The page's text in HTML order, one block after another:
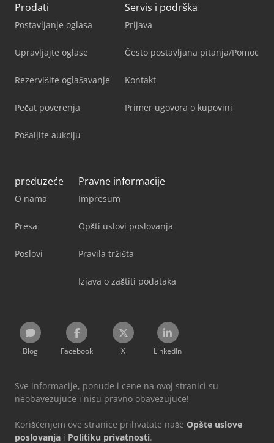
Prodati
Postavljanje oglasa
Upravljajte oglase
Rezervišite oglašavanje
Pečat poverenja
Pošaljite aukciju
Servis i podrška
Prijava
Često postavljana pitanja/Pomoć
Kontakt
Primer ugovora o kupovini
preduzeće
O nama
Presa
Poslovi
Pravne informacije
Impresum
Opšti uslovi poslovanja
Pravila tržišta
Izjava o zaštiti podataka
Blog Facebook X LinkedIn
Sve informacije, ponude i cene na ovoj stranici su
neobavezujuće i nisu pravno obavezujuće!
Korišćenjem ove stranice prihvatate naše Opšte uslove
poslovanja i Politiku privatnosti.